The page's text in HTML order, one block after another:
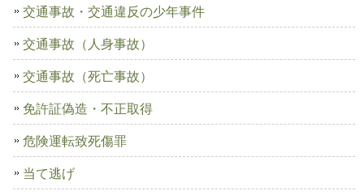
交通事故・交通違反の少年事件
交通事故（人身事故）
交通事故（死亡事故）
免許証偽造・不正取得
危険運転致死傷罪
当て逃げ